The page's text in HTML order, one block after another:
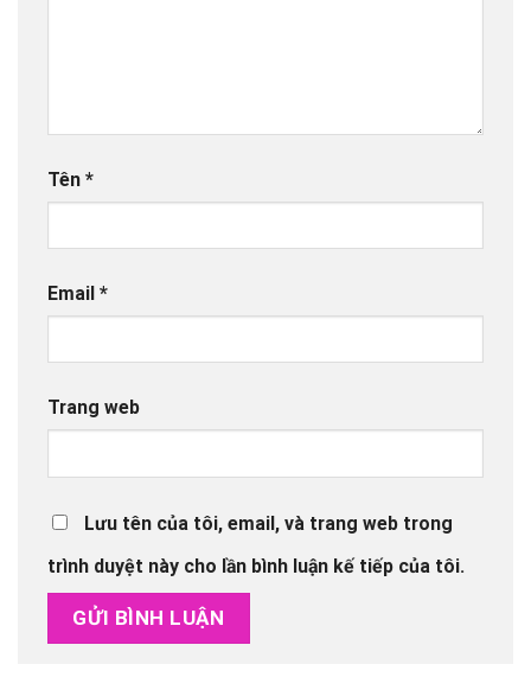
Tên *
Email *
Trang web
Lưu tên của tôi, email, và trang web trong
trình duyệt này cho lần bình luận kế tiếp của tôi.